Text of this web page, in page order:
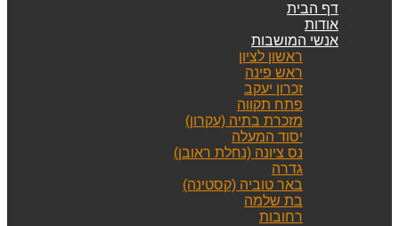
דף הבית
אודות
אנשי המושבות
ראשון לציון
ראש פינה
זכרון יעקב
פתח תקווה
מזכרת בתיה (עקרון)
יסוד המעלה
נס ציונה (נחלת ראובן)
גדרה
באר טוביה (קסטינה)
בת שלמה
רחובות